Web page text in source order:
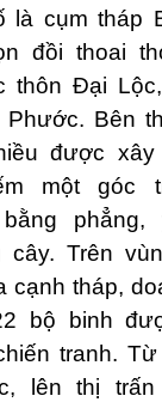
là cụm tháp
đồi thoai
thôn Đại
Phước. Bên
được
một góc
phẳng,
cây. Trên
cạnh tháp,
bộ binh
tranh.
lên thị